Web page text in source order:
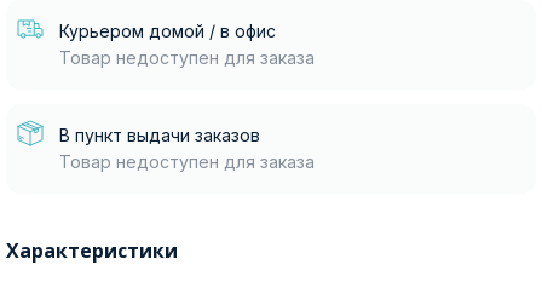
Курьером домой / в офис
Товар недоступен для заказа
В пункт выдачи заказов
Товар недоступен для заказа
Характеристики